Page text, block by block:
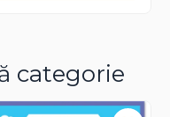
categorie